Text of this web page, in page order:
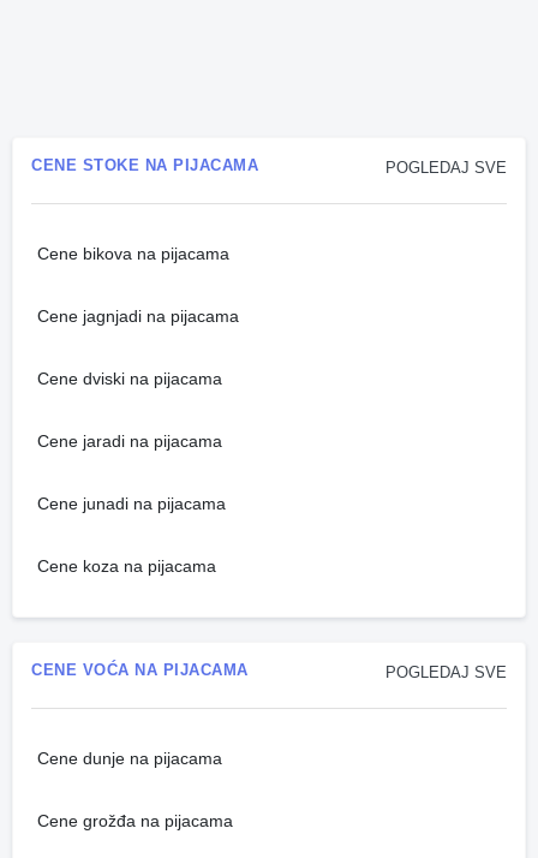
POGLEDAJ SVE
CENE STOKE NA PIJACAMA
Cene bikova na pijacama
Cene jagnjadi na pijacama
Cene dviski na pijacama
Cene jaradi na pijacama
Cene junadi na pijacama
Cene koza na pijacama
POGLEDAJ SVE
CENE VOĆA NA PIJACAMA
Cene dunje na pijacama
Cene grožđa na pijacama